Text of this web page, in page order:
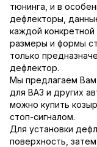
тюнинга, и в
дефлекторы,
каждой
размеры и формы
только
дефлектор.
Мы предлагаем Вам
для ВАЗ и других
можно купить
стоп-сигналом.
Для установки
поверхность,